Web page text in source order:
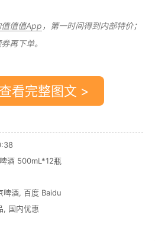
值值App ，第一时间得到内部特价；
再下单。
查看完整图文 >
酒 500mL*12瓶
啤酒, 百度 Baidu
, 国内优惠